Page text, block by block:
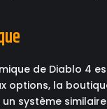
de Diablo 4
options, la
système